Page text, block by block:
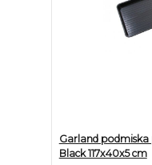
Garland
Black 117x40x5 cm